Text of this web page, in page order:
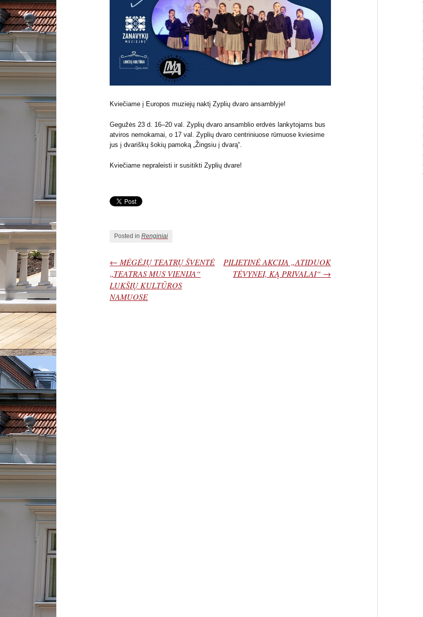
Kviečiame į Europos muziejų naktį Zyplių dvaro ansamblyje!
Gegužės 23 d. 16–20 val. Zyplių dvaro ansamblio erdvės lankytojams bus
atviros nemokamai, o 17 val. Zyplių dvaro centriniuose rūmuose kviesime
jus į dvariškų šokių pamoką „Žingsiu į dvarą“.
Kviečiame nepraleisti ir susitikti Zyplių dvare!
Posted in Renginiai
← MĖGĖJŲ TEATRŲ ŠVENTĖ
„TEATRAS MUS VIENIJA“
LUKŠIŲ KULTŪROS
NAMUOSE
PILIETINĖ AKCIJA „ATIDUOK
TĖVYNEI, KĄ PRIVALAI“ →